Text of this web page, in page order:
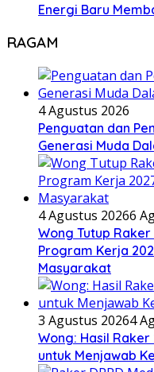
Energi Baru
RAGAM
4 Agustus 2026
Penguatan dan
Generasi Muda
4 Agustus 20266
Wong Tutup Raker
Program Kerja
Masyarakat
3 Agustus 20264
Wong: Hasil
untuk Menjawab